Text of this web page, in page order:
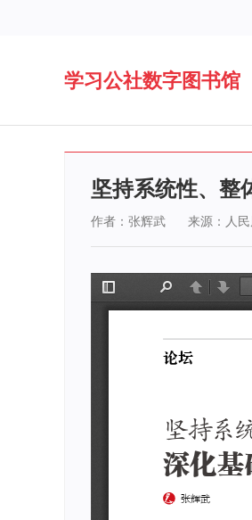
学习公社数字图书馆
坚持系统性、整
作者：张辉武 来源：人